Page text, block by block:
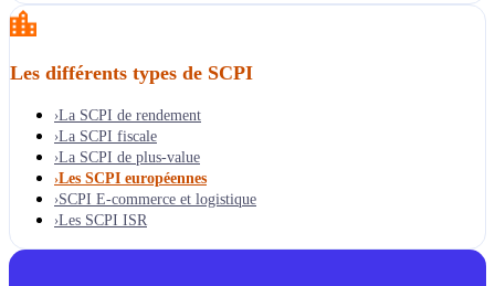
Les différents types de SCPI
›La SCPI de rendement
›La SCPI fiscale
›La SCPI de plus-value
›Les SCPI européennes
›SCPI E-commerce et logistique
›Les SCPI ISR